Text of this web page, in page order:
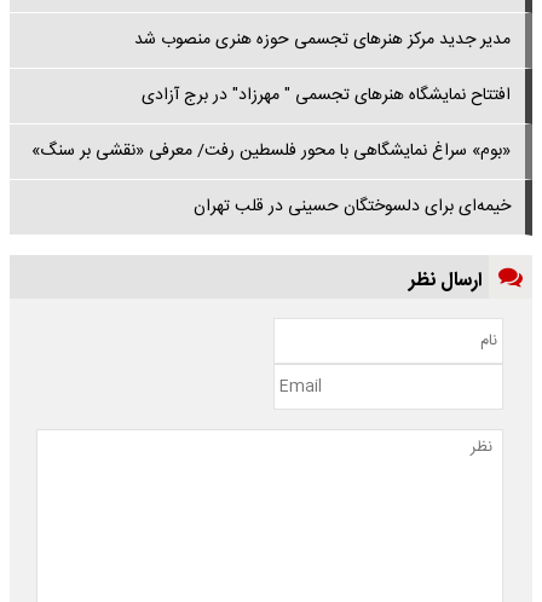
مدیر جدید مرکز هنرهای تجسمی حوزه هنری منصوب شد
افتتاح نمایشگاه هنرهای تجسمی " مهرزاد" در برج آزادی
«بوم» سراغ نمایشگاهی با محور فلسطین رفت/ معرفی «نقشی بر سنگ»
خیمه‌ای برای دلسوختگان حسینی در قلب تهران
ارسال نظر